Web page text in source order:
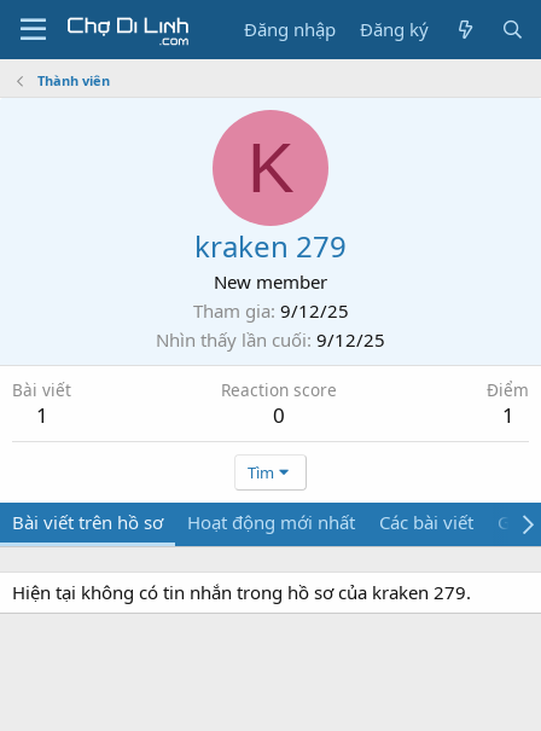
Đăng nhập Đăng ký
Thành viên
K
kraken 279
New member
Tham gia 9/12/25
Nhìn thấy lần cuối 9/12/25
Bài viết
1
Reaction score
0
Điểm
1
Tìm
Bài viết trên hồ sơ Hoạt động mới nhất Các bài viết Giới
Hiện tại không có tin nhắn trong hồ sơ của kraken 279.